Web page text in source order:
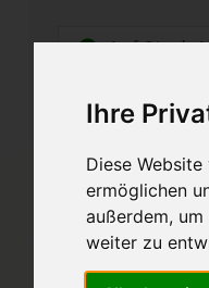
Ihre
Diese
ermöglichen
außerdem,
weiter zu
Auf
Startseite